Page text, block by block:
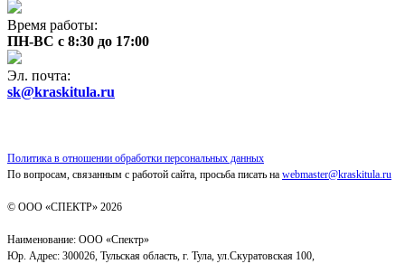
Время работы:
ПН-ВС с 8:30 до 17:00
Эл. почта:
sk@kraskitula.ru
Политика в отношении обработки персональных данных
По вопросам, связанным с работой сайта, просьба писать на webmaster@kraskitula.ru
© ООО «СПЕКТР» 2026
Наименование: ООО «Спектр»
Юр. Адрес: 300026, Тульская область, г. Тула, ул.Скуратовская 100,